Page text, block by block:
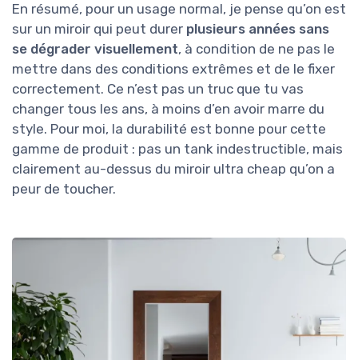
En résumé, pour un usage normal, je pense qu’on est
sur un miroir qui peut durer plusieurs années sans
se dégrader visuellement, à condition de ne pas le
mettre dans des conditions extrêmes et de le fixer
correctement. Ce n’est pas un truc que tu vas
changer tous les ans, à moins d’en avoir marre du
style. Pour moi, la durabilité est bonne pour cette
gamme de produit : pas un tank indestructible, mais
clairement au-dessus du miroir ultra cheap qu’on a
peur de toucher.